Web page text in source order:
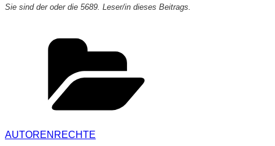
Sie sind der oder die 5689. Leser/in dieses Beitrags.
AUTORENRECHTE